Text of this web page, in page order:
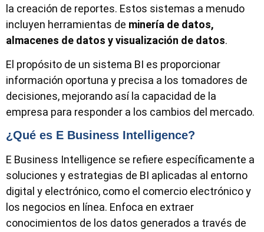
la creación de reportes. Estos sistemas a menudo
incluyen herramientas de minería de datos,
almacenes de datos y visualización de datos.
El propósito de un sistema BI es proporcionar
información oportuna y precisa a los tomadores de
decisiones, mejorando así la capacidad de la
empresa para responder a los cambios del mercado.
¿Qué es E Business Intelligence?
E Business Intelligence se refiere específicamente a
soluciones y estrategias de BI aplicadas al entorno
digital y electrónico, como el comercio electrónico y
los negocios en línea. Enfoca en extraer
conocimientos de los datos generados a través de